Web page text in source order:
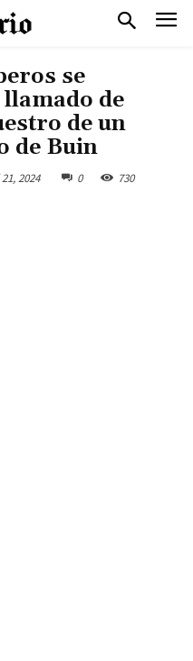
se
de
de un
de Buin
2024 0 730